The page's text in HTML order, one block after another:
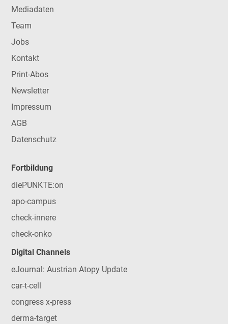
Mediadaten
Team
Jobs
Kontakt
Print-Abos
Newsletter
Impressum
AGB
Datenschutz
Fortbildung
diePUNKTE:on
apo-campus
check-innere
check-onko
Digital Channels
eJournal: Austrian Atopy Update
car-t-cell
congress x-press
derma-target